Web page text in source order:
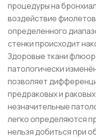
процедуры на
воздействие
определенного
стенки происходит
Здоровые ткани
патологически
позволяет
предраковых и
незначительные
легко определяются
нельзя добиться при